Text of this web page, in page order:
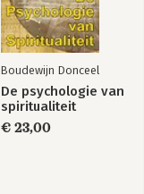
Boudewijn Donceel
De psychologie van
spiritualiteit
€ 23,00